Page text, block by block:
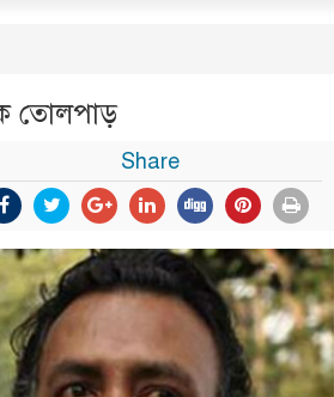
তোলপাড়
Share